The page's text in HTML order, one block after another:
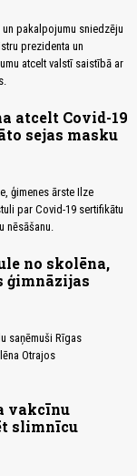
pakalpojumu sniedzēju
prezidenta un
atcelt valstī saistībā ar
atcelt Covid-19
sejas masku
ģimenes ārste Ilze
par Covid-19 sertifikātu
nēsāšanu.
no skolēna,
ģimnāzijas
saņēmuši Rīgas
Otrajos
vakcīnu
slimnīcu